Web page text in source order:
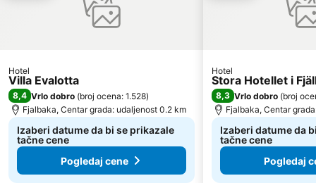
Hotel
Villa Evalotta
8,4 Vrlo dobro (broj ocena: 1.528)
Fjalbaka, Centar grada: udaljenost 0.2 km
Izaberi datume da bi se prikazale
tačne cene
Pogledaj cene
Hotel
Stora Hotellet i
8,3 Vrlo dobro (broj
Fjalbaka, Centar
Izaberi datume da
tačne cene
Pogledaj